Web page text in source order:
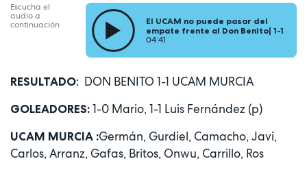
Escucha el
audio a
continuación
El UCAM no puede pasar del
empate frente al Don Benito| 1-1
04:41
RESULTADO: DON BENITO 1-1 UCAM MURCIA
GOLEADORES: 1-0 Mario, 1-1 Luis Fernández (p)
UCAM MURCIA :Germán, Gurdiel, Camacho, Javi,
Carlos, Arranz, Gafas, Britos, Onwu, Carrillo, Ros